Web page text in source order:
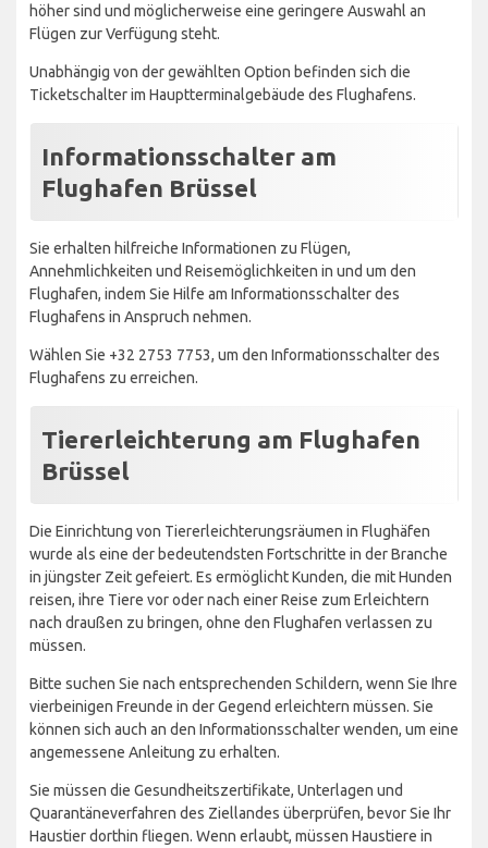
höher sind und möglicherweise eine geringere Auswahl an
Flügen zur Verfügung steht.
Unabhängig von der gewählten Option befinden sich die
Ticketschalter im Hauptterminalgebäude des Flughafens.
Informationsschalter am
Flughafen Brüssel
Sie erhalten hilfreiche Informationen zu Flügen,
Annehmlichkeiten und Reisemöglichkeiten in und um den
Flughafen, indem Sie Hilfe am Informationsschalter des
Flughafens in Anspruch nehmen.
Wählen Sie +32 2753 7753, um den Informationsschalter des
Flughafens zu erreichen.
Tiererleichterung am Flughafen
Brüssel
Die Einrichtung von Tiererleichterungsräumen in Flughäfen
wurde als eine der bedeutendsten Fortschritte in der Branche
in jüngster Zeit gefeiert. Es ermöglicht Kunden, die mit Hunden
reisen, ihre Tiere vor oder nach einer Reise zum Erleichtern
nach draußen zu bringen, ohne den Flughafen verlassen zu
müssen.
Bitte suchen Sie nach entsprechenden Schildern, wenn Sie Ihre
vierbeinigen Freunde in der Gegend erleichtern müssen. Sie
können sich auch an den Informationsschalter wenden, um eine
angemessene Anleitung zu erhalten.
Sie müssen die Gesundheitszertifikate, Unterlagen und
Quarantäneverfahren des Ziellandes überprüfen, bevor Sie Ihr
Haustier dorthin fliegen. Wenn erlaubt, müssen Haustiere in